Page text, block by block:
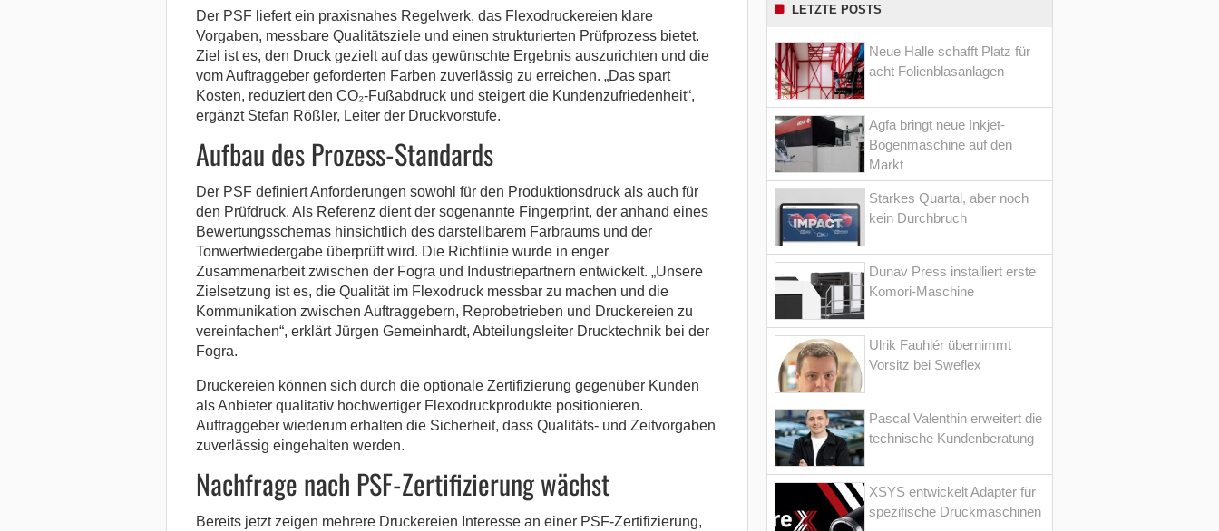
Der PSF liefert ein praxisnahes Regelwerk, das Flexodruckereien klare
Vorgaben, messbare Qualitätsziele und einen strukturierten Prüfprozess bietet.
Ziel ist es, den Druck gezielt auf das gewünschte Ergebnis auszurichten und die
vom Auftraggeber geforderten Farben zuverlässig zu erreichen. „Das spart
Kosten, reduziert den CO₂-Fußabdruck und steigert die Kundenzufriedenheit“,
ergänzt Stefan Rößler, Leiter der Druckvorstufe.
Aufbau des Prozess-Standards
Der PSF definiert Anforderungen sowohl für den Produktionsdruck als auch für
den Prüfdruck. Als Referenz dient der sogenannte Fingerprint, der anhand eines
Bewertungsschemas hinsichtlich des darstellbarem Farbraums und der
Tonwertwiedergabe überprüft wird. Die Richtlinie wurde in enger
Zusammenarbeit zwischen der Fogra und Industriepartnern entwickelt. „Unsere
Zielsetzung ist es, die Qualität im Flexodruck messbar zu machen und die
Kommunikation zwischen Auftraggebern, Reprobetrieben und Druckereien zu
vereinfachen“, erklärt Jürgen Gemeinhardt, Abteilungsleiter Drucktechnik bei der
Fogra.
Druckereien können sich durch die optionale Zertifizierung gegenüber Kunden
als Anbieter qualitativ hochwertiger Flexodruckprodukte positionieren.
Auftraggeber wiederum erhalten die Sicherheit, dass Qualitäts- und Zeitvorgaben
zuverlässig eingehalten werden.
Nachfrage nach PSF-Zertifizierung wächst
Bereits jetzt zeigen mehrere Druckereien Interesse an einer PSF-Zertifizierung,
LETZTE POSTS
Neue Halle schafft Platz für
acht Folienblasanlagen
Agfa bringt neue Inkjet-
Bogenmaschine auf den
Markt
Starkes Quartal, aber noch
kein Durchbruch
Dunav Press installiert erste
Komori-Maschine
Ulrik Fauhlér übernimmt
Vorsitz bei Sweflex
Pascal Valenthin erweitert die
technische Kundenberatung
XSYS entwickelt Adapter für
spezifische Druckmaschinen